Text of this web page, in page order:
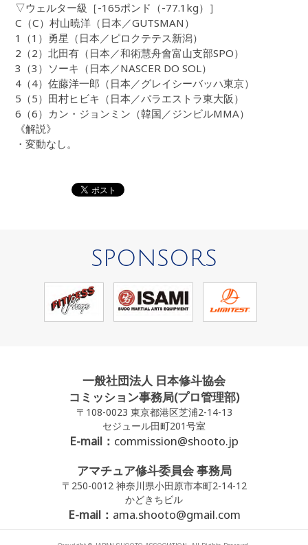
▽ウェルター級［-165ポンド（-77.1kg）］
C（C）村山暁洋（日本／GUTSMAN）
1（1）勇星（日本／ピロクテテス新潟）
2（2）北田有（日本／和術慧舟會富山支部SPO）
3（3）ソーキ（日本／NASCER DO SOL）
4（4）佐藤洋一郎（日本／グレイシーバッハ東京）
5（5）田村ヒビキ（日本／パラエストラ東大阪）
6（6）カン・ジョンミン（韓国／ジンビルMMA）
《解説》
・変動なし。
SPONSORS
一般社団法人 日本修斗協会
コミッション事務局(プロ管理部)
〒108-0023 東京都港区芝浦2-14-13
セジュール田町201号室
E-mail： commission@shooto.jp
アマチュア修斗委員会 事務局
〒250-0012 神奈川県小田原市本町2-14-12
かどきちビル
E-mail： ama.shooto@gmail.com